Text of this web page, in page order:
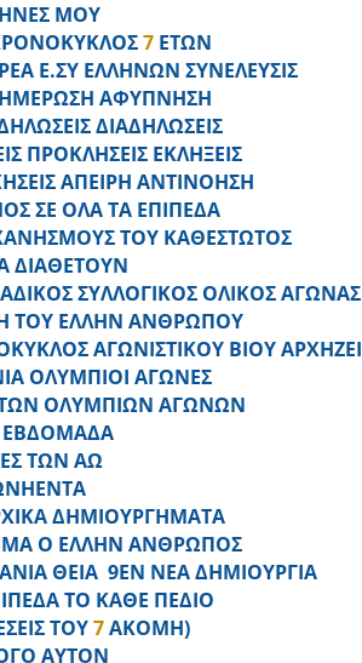
ΜΟΥ
7 ΕΤΩΝ
Ε.ΣΥ ΕΛΛΗΝΩΝ ΣΥΝΕΛΕΥΣΙΣ
ΑΦΥΠΝΗΣΗ
ΔΙΑΔΗΛΩΣΕΙΣ
ΠΡΟΚΛΗΣΕΙΣ ΕΚΛΗΞΕΙΣ
ΑΠΕΙΡΗ ΑΝΤΙΝΟΗΣΗ
ΣΕ ΟΛΑ ΤΑ ΕΠΙΠΕΔΑ
ΤΟΥ ΚΑΘΕΣΤΩΤΟΣ
ΔΙΑΘΕΤΟΥΝ
ΣΥΛΛΟΓΙΚΟΣ ΟΛΙΚΟΣ ΑΓΩΝΑΣ
ΤΟΥ ΕΛΛΗΝ ΑΝΘΡΩΠΟΥ
ΑΓΩΝΙΣΤΙΚΟΥ ΒΙΟΥ ΑΡΧΗΖΕΙ
ΟΛΥΜΠΙΟΙ ΑΓΩΝΕΣ
ΟΛΥΜΠΙΩΝ ΑΓΩΝΩΝ
ΕΒΔΟΜΑΔΑ
ΤΩΝ ΑΩ
ΔΗΜΙΟΥΡΓΗΜΑΤΑ
Ο ΕΛΛΗΝ ΑΝΘΡΩΠΟΣ
ΘΕΙΑ 9ΕΝ ΝΕΑ ΔΗΜΙΟΥΡΓΙΑ
ΤΟ ΚΑΘΕ ΠΕΔΙΟ
ΤΟΥ7ΑΚΟΜΗ)
ΑΥΤΟΝ